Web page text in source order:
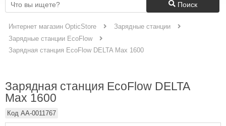
Поиск
Интернет магазин OpticStore
Зарядные станции
Зарядные станции EcoFlow
Зарядная станция EcoFlow DELTA Max 1600
Зарядная станция EcoFlow DELTA
Max 1600
Код AA-0011767